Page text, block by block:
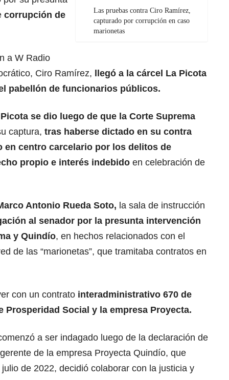
Las pruebas contra Ciro Ramírez,
capturado por corrupción en caso
marionetas
corrupción de
a W Radio
Ciro Ramírez, llegó a la cárcel La Picota
pabellón de funcionarios públicos.
se dio luego de que la Corte Suprema
captura, tras haberse dictado en su contra
en centro carcelario por los delitos de
propio e interés indebido en celebración de
Antonio Rueda Soto, la sala de instrucción
al senador por la presunta intervención
y Quindío, en hechos relacionados con el
de las “marionetas”, que tramitaba contratos en
con un contrato interadministrativo 670 de
Prosperidad Social y la empresa Proyecta.
a ser indagado luego de la declaración de
de la empresa Proyecta Quindío, que
de 2022, decidió colaborar con la justicia y